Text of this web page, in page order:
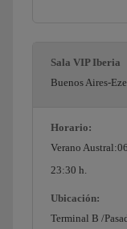
Sala VIP Iberia
Buenos Aires-
Horario:
Verano
23:30 h.
Ubicación:
Terminal B /